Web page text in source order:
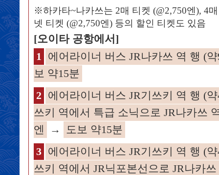
※하카타~나카쓰는 2매 티켓 (@2,750엔), 4
넷 티켓 (@2,750엔) 등의 할인 티켓도 있음
[오이타 공항에서]
1
에어라이너 버스 JR나카쓰 역 행 (약
보 약15분
2
에어라이너 버스 JR기쓰키 역 행 (약
쓰키 역에서 특급 소닉으로 JR나카쓰
엔
→
도보 약15분
3 에어라이너 버스 JR기쓰키 역 행 (약
쓰키 역에서 JR닉포본선으로 JR나카